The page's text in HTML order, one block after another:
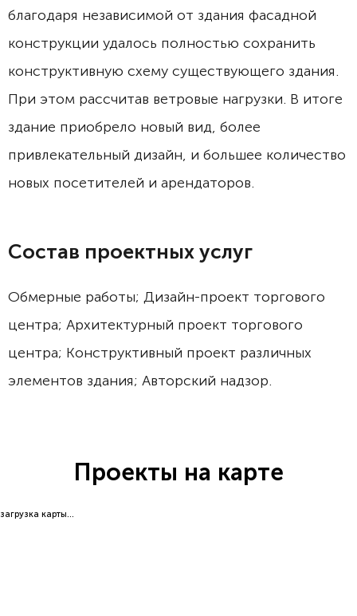
благодаря независимой от здания фасадной
конструкции удалось полностью сохранить
конструктивную схему существующего здания.
При этом рассчитав ветровые нагрузки. В итоге
здание приобрело новый вид, более
привлекательный дизайн, и большее количество
новых посетителей и арендаторов.
Состав проектных услуг
Обмерные работы; Дизайн-проект торгового
центра; Архитектурный проект торгового
центра; Конструктивный проект различных
элементов здания; Авторский надзор.
Проекты на карте
загрузка карты...